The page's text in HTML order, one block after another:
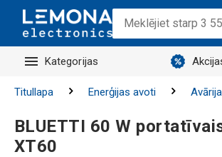
Kategorijas
Titullapa Enerģijas avoti
BLUETTI 60 W
XT60